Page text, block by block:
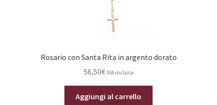
Rosario con Santa Rita in argento dorato
56,50€ IVA inclusa
Aggiungi al carrello